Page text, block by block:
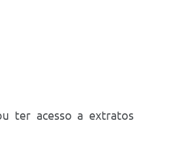
ter acesso a extratos